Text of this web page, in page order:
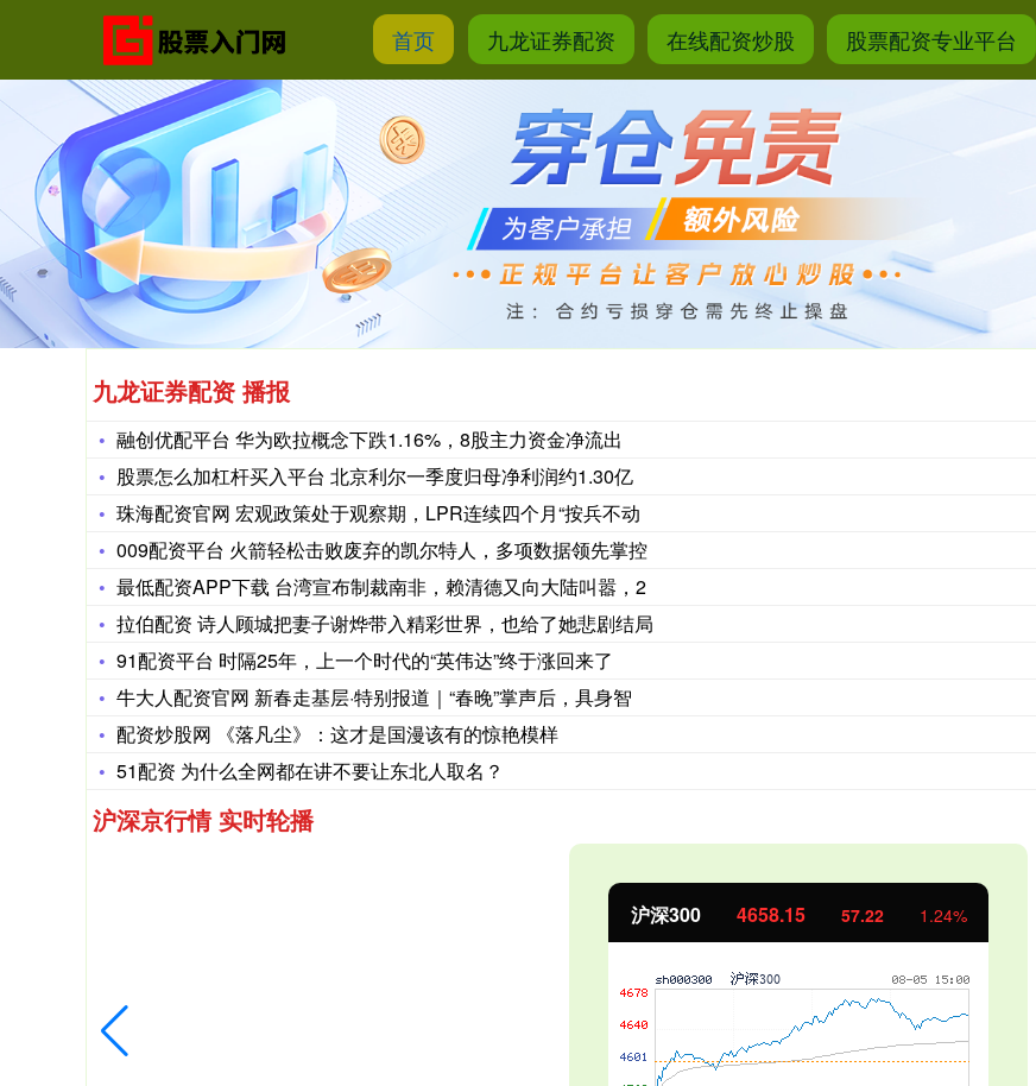
首页 九龙证券配资 在线配资炒股 股票配资专业平台
九龙证券配资 播报
融创优配平台 华为欧拉概念下跌1.16%，8股主力资金净流出
股票怎么加杠杆买入平台 北京利尔一季度归母净利润约1.30亿
珠海配资官网 宏观政策处于观察期，LPR连续四个月“按兵不动
009配资平台 火箭轻松击败废弃的凯尔特人，多项数据领先掌控
最低配资APP下载 台湾宣布制裁南非，赖清德又向大陆叫嚣，2
拉伯配资 诗人顾城把妻子谢烨带入精彩世界，也给了她悲剧结局
91配资平台 时隔25年，上一个时代的“英伟达”终于涨回来了
牛大人配资官网 新春走基层·特别报道｜“春晚”掌声后，具身智
配资炒股网 《落凡尘》：这才是国漫该有的惊艳模样
51配资 为什么全网都在讲不要让东北人取名？
沪深京行情 实时轮播
北证50 1119.46 25.97 2.38%